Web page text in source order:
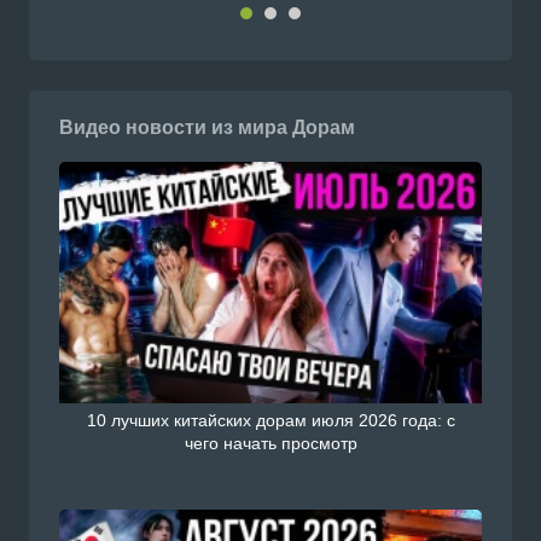
doramiru.com
Смотреть Южнокорейский сериал дорама
которые распускаются по ночам / Ночной
с русской озвучкой онлайн на сайте
doramiru.com
Видео новости из мира Дорам
10 лучших китайских дорам июля 2026 года: с
чего начать просмотр